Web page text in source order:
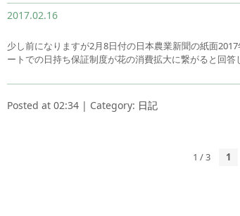
2017.02.16
少し前になりますが2月8日付の日本農業新聞の紙面
ートでの日持ち保証制度が花の消費拡大に繋がると回
Posted at 02:34 | Category: 日記
1 / 3 1